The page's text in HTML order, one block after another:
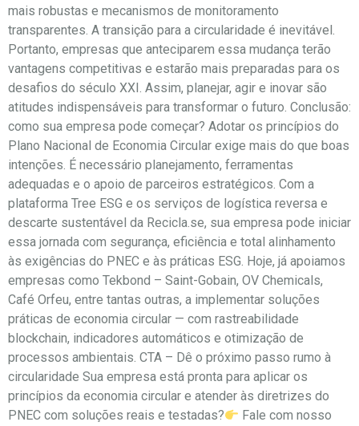
mais robustas e mecanismos de monitoramento
transparentes. A transição para a circularidade é inevitável.
Portanto, empresas que anteciparem essa mudança terão
vantagens competitivas e estarão mais preparadas para os
desafios do século XXI. Assim, planejar, agir e inovar são
atitudes indispensáveis para transformar o futuro. Conclusão:
como sua empresa pode começar? Adotar os princípios do
Plano Nacional de Economia Circular exige mais do que boas
intenções. É necessário planejamento, ferramentas
adequadas e o apoio de parceiros estratégicos. Com a
plataforma Tree ESG e os serviços de logística reversa e
descarte sustentável da Recicla.se, sua empresa pode iniciar
essa jornada com segurança, eficiência e total alinhamento
às exigências do PNEC e às práticas ESG. Hoje, já apoiamos
empresas como Tekbond – Saint-Gobain, OV Chemicals,
Café Orfeu, entre tantas outras, a implementar soluções
práticas de economia circular — com rastreabilidade
blockchain, indicadores automáticos e otimização de
processos ambientais. CTA – Dê o próximo passo rumo à
circularidade Sua empresa está pronta para aplicar os
princípios da economia circular e atender às diretrizes do
PNEC com soluções reais e testadas?
Fale com nosso